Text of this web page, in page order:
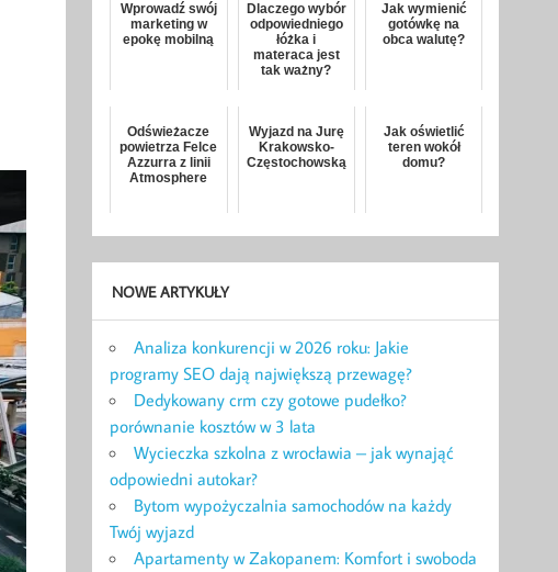
Wprowadź swój
marketing w
epokę mobilną
Dlaczego wybór
odpowiedniego
łóżka i
materaca jest
tak ważny?
Jak wymienić
gotówkę na
obca walutę?
Odświeżacze
powietrza Felce
Azzurra z linii
Atmosphere
Wyjazd na Jurę
Krakowsko-
Częstochowską
Jak oświetlić
teren wokół
domu?
NOWE ARTYKUŁY
Analiza konkurencji w 2026 roku: Jakie
programy SEO dają największą przewagę?
Dedykowany crm czy gotowe pudełko?
porównanie kosztów w 3 lata
Wycieczka szkolna z wrocławia – jak wynająć
odpowiedni autokar?
Bytom wypożyczalnia samochodów na każdy
Twój wyjazd
Apartamenty w Zakopanem: Komfort i swoboda